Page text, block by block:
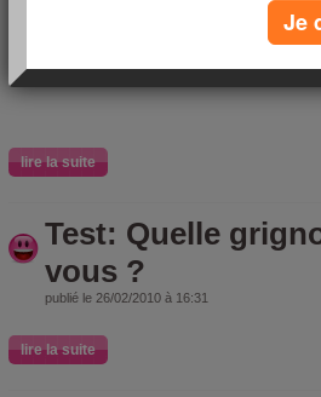
TROP SOUVENT REGLER ET CETTE
LIEE A LA DEPRIME OI JE PENSE QUE C
EST PAS LA GRANDE FORME DU TOUT
lire la suite
Test: Quelle
vous ?
publié le 26/02/2010 à 16:31
lire la suite
Je